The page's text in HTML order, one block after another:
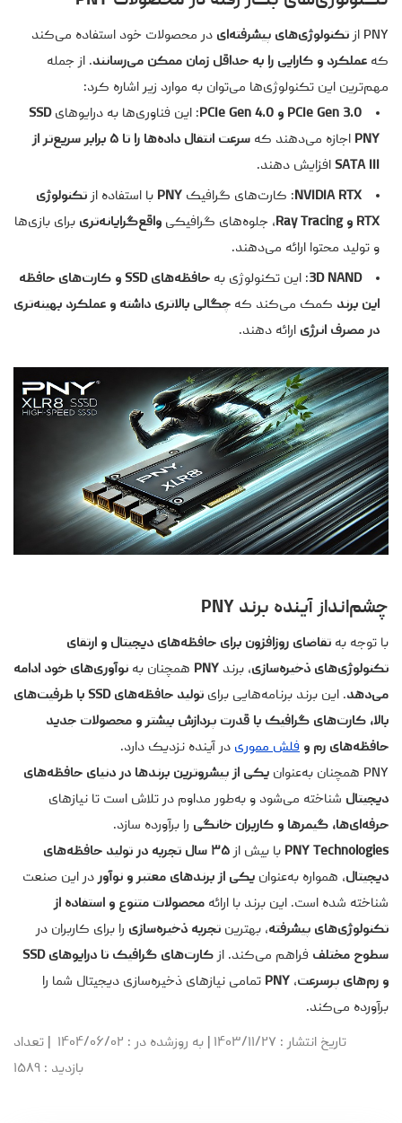
PNY از تکنولوژی‌های پیشرفته‌ای در محصولات خود استفاده می‌کند
که عملکرد و کارایی را به حداقل زمان ممکن می‌رسانند. از جمله
مهم‌ترین این تکنولوژی‌ها می‌توان به موارد زیر اشاره کرد:
PCIe Gen 3.0 و PCIe Gen 4.0
: این فناوری‌ها به درایوهایSSD
PNY اجازه می‌دهند که
سرعت انتقال داده‌ها را تا ۵ برابر سریع‌تر از
SATA III افزایش دهند.
NVIDIA RTX: کارت‌های گرافیک PNY با استفاده از تکنولوژی
RTX و Ray Tracing
، جلوه‌های گرافیکی واقع‌گرایانه‌تری برای بازی‌ها
و تولید محتوا ارائه می‌دهند.
3D NAND: این تکنولوژی به
حافظه‌های SSD و کارت‌های حافظه
این برند کمک می‌کند که چگالی بالاتری داشته و عملکرد بهینه‌تری
در مصرف انرژی ارائه دهند.
چشم‌انداز آینده برند PNY
با توجه به تقاضای روزافزون برای حافظه‌های دیجیتال و ارتقای
تکنولوژی‌های ذخیره‌سازی، برند PNY همچنان به نوآوری‌های خود ادامه
می‌دهد. این برند برنامه‌هایی برای
تولید حافظه‌های SSD با ظرفیت‌های
بالا، کارت‌های گرافیک با قدرت پردازش بیشتر و محصولات جدید
حافظه‌های رم و فلش مموری در آینده نزدیک دارد.
PNY همچنان به‌عنوان
یکی از پیشروترین برندها در دنیای حافظه‌های
دیجیتال شناخته می‌شود و به‌طور مداوم در تلاش است تا نیازهای
حرفه‌ای‌ها، گیمرها و کاربران خانگی را برآورده سازد.
PNY Technologies با بیش از
۳۵ سال تجربه در تولید حافظه‌های
دیجیتال، همواره به‌عنوان یکی از برندهای معتبر و نوآور در این صنعت
شناخته شده است. این برند با ارائه محصولات متنوع و استفاده از
تکنولوژی‌های پیشرفته، بهترین تجربه ذخیره‌سازی را برای کاربران در
سطوح مختلف فراهم می‌کند. از
کارت‌های گرافیک تا درایوهای SSD
و رم‌های پرسرعت، PNY تمامی نیازهای ذخیره‌سازی دیجیتال شما را
برآورده می‌کند.
تاریخ انتشار : ۱۴۰۳/۱۱/۲۷ به روزشده در : ۱۴۰۴/۰۶/۰۲
تعداد
بازدید : ۱۵۸۹